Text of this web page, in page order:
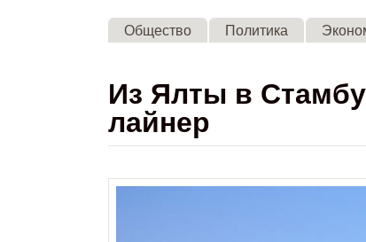
Общество Политика
Из Ялты в
лайнер